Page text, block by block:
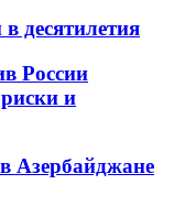
десятилетия
России
и
Азербайджане